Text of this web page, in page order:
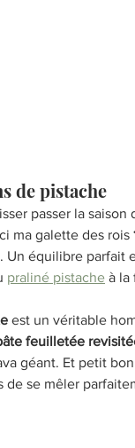
de pistache
passer la
ma galette des rois
équilibre parfait
praliné pistache à la
est un véritable
feuilletée
géant. Et petit
de se mêler